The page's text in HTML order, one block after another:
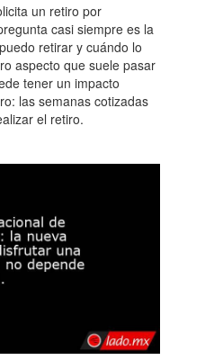
un retiro por
casi siempre es la
retirar y cuándo lo
aspecto que suele pasar
tener un impacto
las semanas cotizadas
el retiro.